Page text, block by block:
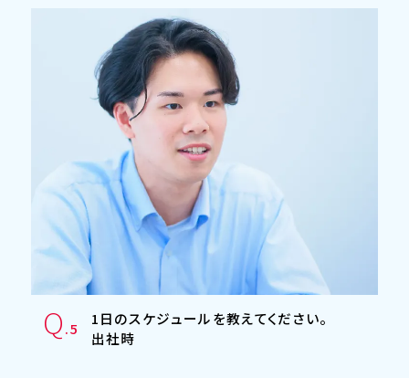
Q.5
1日のスケジュールを教えてください。
出社時